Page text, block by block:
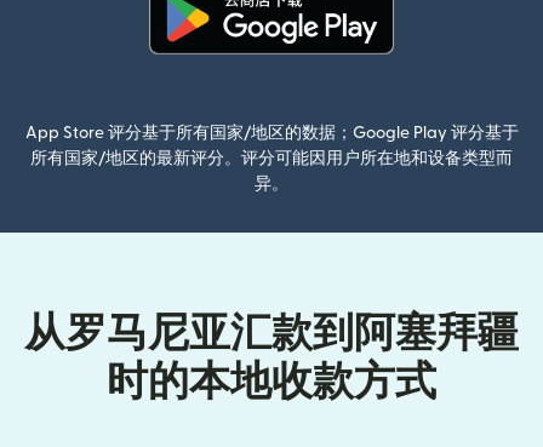
App Store 评分基于所有国家/地区的数据；Google Play 评分基于
所有国家/地区的最新评分。评分可能因用户所在地和设备类型而
异。
从罗马尼亚汇款到阿塞拜疆
时的本地收款方式